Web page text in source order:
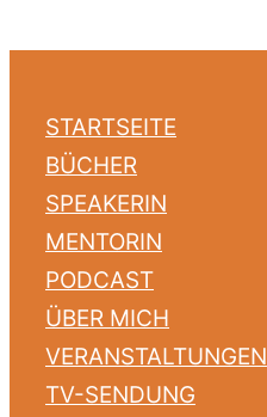
STARTSEITE
BÜCHER
SPEAKERIN
MENTORIN
PODCAST
ÜBER MICH
VERANSTALTUNGEN
TV-SENDUNG